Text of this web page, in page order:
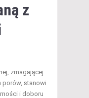
z
zmagającej
porów, stanowi
i doboru